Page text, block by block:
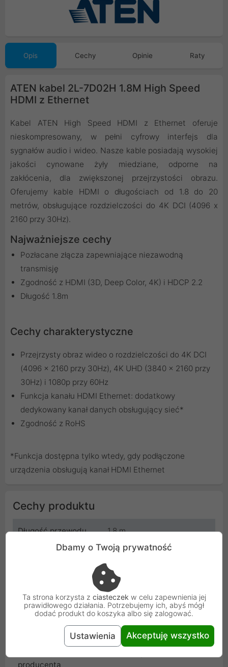
Opis Cechy Opinie Raty
ATEN kabel 2L-7D02H 1.8M High Speed
HDMI z Ethernet
Kabel ATEN High Speed HDMI z Ethernet oferuje
nieskompresowany, w pełni cyfrowy interfejs dla
sygnałów audio i wideo. Nasze kable posiadają wysokiej
jakości cynowane żyły miedziane, odporne na
zakłócenia, dla zwiększonej przejrzystości obrazu.
Oferujemy kable HDMI o długościach od 1.8 do 20
metrów, obsługujące rozdzielczości do 4K DCI (4096 x
2160 przy 30Hz).
Najważniejsze cechy
Pozłacane złącza zapewniające niezawodną
transmisję
Zgodność z HDMI (3D, Deep Color, 4K) i HDCP 2.2
Długość 1.8m
Cechy charakterystyczne
Przejrzysty obraz wideo o rozdzielczości do 4K DCI
(4096 x 2160 przy 30Hz), 4K UHD (3840 x 2160 przy
30Hz) i 1080p przy 60Hz
Funkcja kanału HDMI Ethernet: dodatkowy
dedykowany kanał danych obsługujący sieć*
Zgodność z RoHS
*Funkcja dostępna tylko wtedy, gdy podłączone
urządzenia obsługują kanał HDMI Ethernet
Cechy produktu
Długość przewodu 1.8 m
Aten
ATEN_2L-7D02H
SKU 2L-7D02H-1
4719264641008
producenta
Dbamy o Twoją prywatność
Ta strona korzysta z ciasteczek w celu zapewnienia jej
prawidłowego działania. Potrzebujemy ich, abyś mógł
dodać produkt do koszyka albo się zalogować.
Ustawienia Akceptuję wszystko